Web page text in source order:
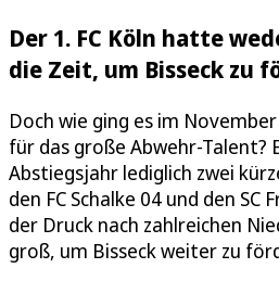
Der 1. FC Köln hatte
die Zeit, um Bisseck zu
Doch wie ging es im
für das große Abwehr-Talent?
Abstiegsjahr lediglich zwei
den FC Schalke 04 und den SC
der Druck nach zahlreichen
groß, um Bisseck weiter zu